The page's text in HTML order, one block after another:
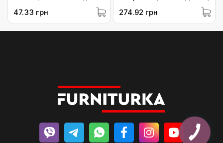
профільної системи VEKA-13
(96883)
47.33 грн 274.92 грн